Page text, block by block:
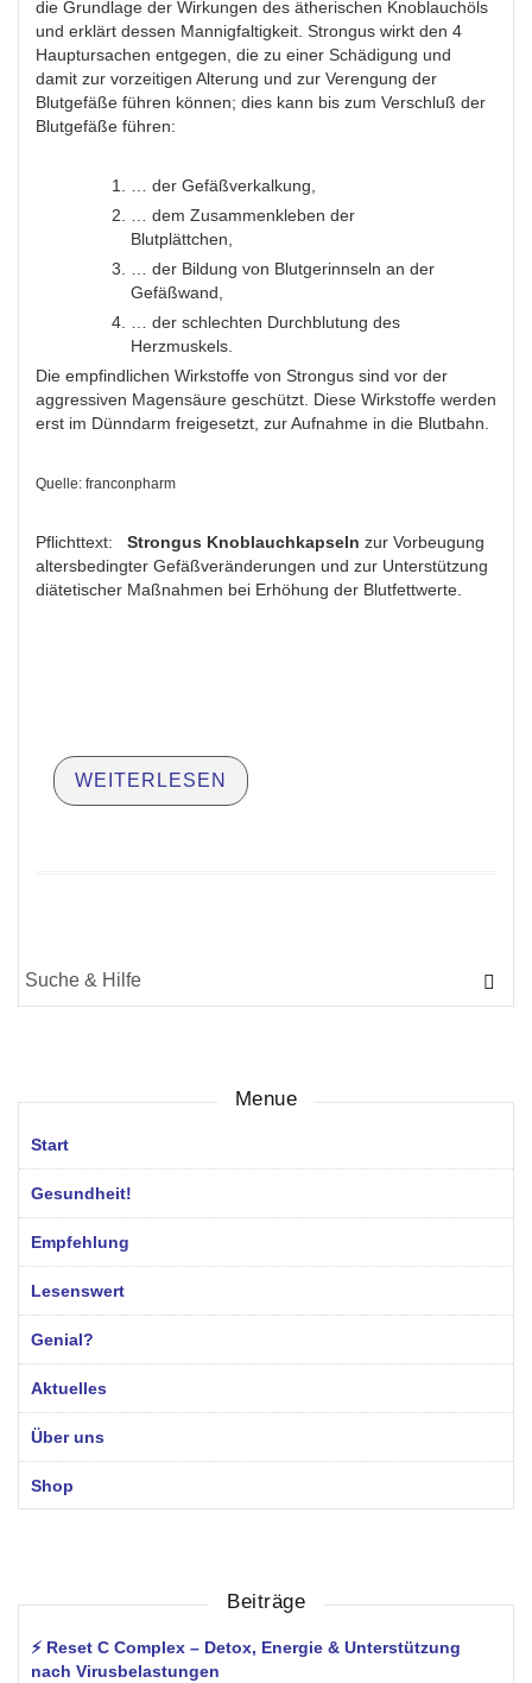
die Grundlage der Wirkungen des ätherischen Knoblauchöls
und erklärt dessen Mannigfaltigkeit. Strongus wirkt den 4
Hauptursachen entgegen, die zu einer Schädigung und
damit zur vorzeitigen Alterung und zur Verengung der
Blutgefäße führen können; dies kann bis zum Verschluß der
Blutgefäße führen:
… der Gefäßverkalkung,
… dem Zusammenkleben der
Blutplättchen,
… der Bildung von Blutgerinnseln an der
Gefäßwand,
… der schlechten Durchblutung des
Herzmuskels.
Die empfindlichen Wirkstoffe von Strongus sind vor der
aggressiven Magensäure geschützt. Diese Wirkstoffe werden
erst im Dünndarm freigesetzt, zur Aufnahme in die Blutbahn.
Quelle: franconpharm
Pflichttext: Strongus Knoblauchkapseln zur Vorbeugung
altersbedingter Gefäßveränderungen und zur Unterstützung
diätetischer Maßnahmen bei Erhöhung der Blutfettwerte.
WEITERLESEN
Menue
Start
Gesundheit!
Empfehlung
Lesenswert
Genial?
Aktuelles
Über uns
Shop
Beiträge
⚡ Reset C Complex – Detox, Energie & Unterstützung
nach Virusbelastungen